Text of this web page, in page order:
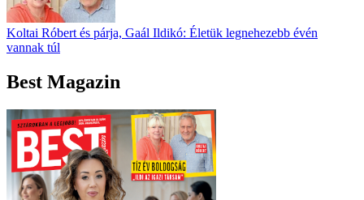
Koltai Róbert és párja, Gaál Ildikó: Életük legnehezebb évén
vannak túl
Best Magazin